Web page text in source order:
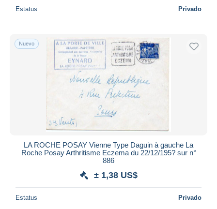
Estatus Privado
Nuevo
LA ROCHE POSAY Vienne Type Daguin à gauche La
Roche Posay Arthritisme Eczema du 22/12/195? sur n°
886
± 1,38 US$
Estatus Privado